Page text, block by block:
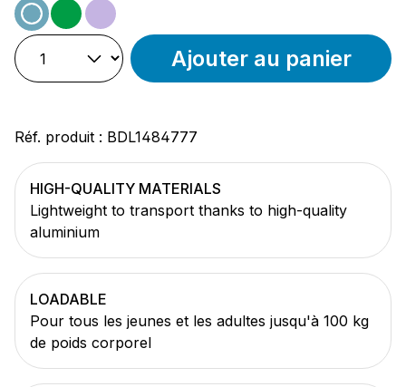
ocean
vertviolet
Ajouter au panier
Réf. produit : BDL1484777
HIGH-QUALITY MATERIALS
Lightweight to transport thanks to high-quality
aluminium
LOADABLE
Pour tous les jeunes et les adultes jusqu'à 100 kg
de poids corporel